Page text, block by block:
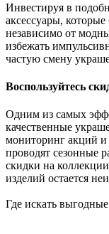
Инвестируя в
аксессуары,
независимо от
избежать
частую смену
Воспользуйтесь
Одним из самых
качественные
мониторинг акций
проводят сезонные
скидки на
изделий остается
Где искать